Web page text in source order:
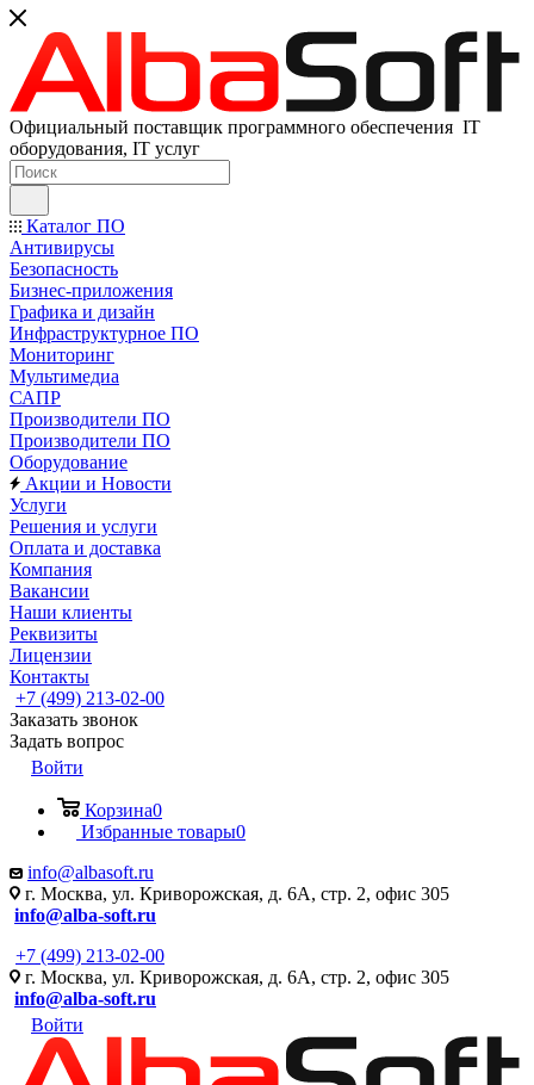
Официальный поставщик программного обеспечения IT
оборудования, IT услуг
Каталог ПО
Антивирусы
Безопасность
Бизнес-приложения
Графика и дизайн
Инфраструктурное ПО
Мониторинг
Мультимедиа
САПР
Производители ПО
Производители ПО
Оборудование
Акции и Новости
Услуги
Решения и услуги
Оплата и доставка
Компания
Вакансии
Наши клиенты
Реквизиты
Лицензии
Контакты
+7 (499) 213-02-00
Заказать звонок
Задать вопрос
Войти
Корзина0
Избранные товары0
info@albasoft.ru
г. Москва, ул. Криворожская, д. 6А, стр. 2, офис 305
info@alba-soft.ru
+7 (499) 213-02-00
г. Москва, ул. Криворожская, д. 6А, стр. 2, офис 305
info@alba-soft.ru
Войти